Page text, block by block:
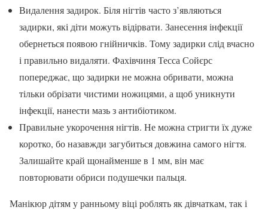
Видалення задирок. Біля нігтів часто з’являються
задирки, які діти можуть відірвати. Занесення інфекції
обернеться появою гнійничків. Тому задирки слід вчасно
і правильно видаляти. Фахівчиня Тесса Сойєрс
попереджає, що задирки не можна обривати, можна
тільки обрізати чистими ножицями, а щоб уникнути
інфекції, нанести мазь з антибіотиком.
Правильне укорочення нігтів. Не можна стригти їх дуже
коротко, бо назавжди загубиться довжина самого нігтя.
Залишайте край щонайменше в 1 мм, він має
повторювати обриси подушечки пальця.
Манікюр дітям у ранньому віці роблять як дівчаткам, так і